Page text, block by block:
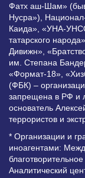
Фатх аш-Шам»
Нусра»),
Каида», «УНА-
татарского
Дивижн»,
им. Степана
«Формат-18»,
(ФБК) –
запрещена в РФ и
основатель
террористов и
* Организации и
иноагентами:
Аналитический